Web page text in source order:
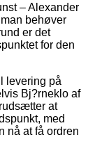
– Alexander
behøver
er det
for den
levering på
Bj?rneklo af
at
med
nå at få ordren